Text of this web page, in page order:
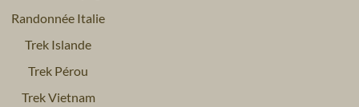
Randonnée Italie
Trek Islande
Trek Pérou
Trek Vietnam